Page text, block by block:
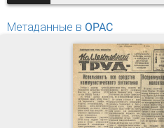
Метаданные в OPAC